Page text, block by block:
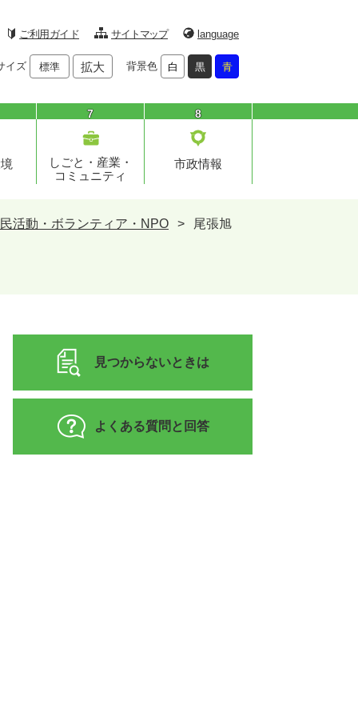
ご利用ガイド サイトマップ language
イズ 標準 拡大 背景色 白 黒 青
7
しごと・産業・
コミュニティ
8
市政情報
活動・ボランティア・NPO > 尾張旭
見つからないときは
よくある質問と回答